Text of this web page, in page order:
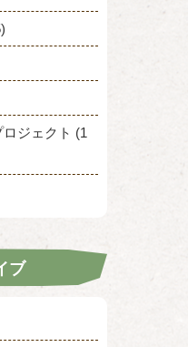
ジェクト (1
ブ